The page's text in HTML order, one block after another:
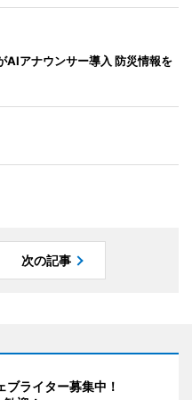
AIアナウンサー導入 防災情報を
次の記事
ブライター募集中！